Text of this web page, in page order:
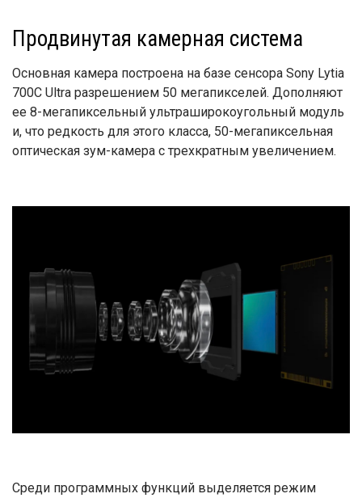
Продвинутая камерная система
Основная камера построена на базе сенсора Sony Lytia
700C Ultra разрешением 50 мегапикселей. Дополняют
ее 8-мегапиксельный ультраширокоугольный модуль
и, что редкость для этого класса, 50-мегапиксельная
оптическая зум-камера с трехкратным увеличением.
Среди программных функций выделяется режим